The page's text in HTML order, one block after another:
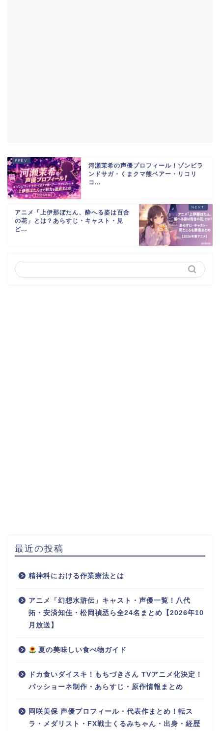
河瀬茉希の声優プロフィール！ゾンビラ
ンドサガ・くまクマ熊ベアー・リコリ
コ...
アニメ「上伊那ぼたん、酔へる姿は百合
の花」とは？あらすじ・キャスト・見
ど...
最近の投稿
精神科における作業療法とは
アニメ「幻想水滸伝」キャスト・声優一覧！八代
拓・安済知佳・松岡禎丞ら全24名まとめ【2026年10
月放送】
夏の美味しい食べ物ガイド
ドカ食いダイスキ！もちづきさん TVアニメ化決定！
パッショーネ制作・あらすじ・原作情報まとめ
岡咲美保 声優プロフィール・代表作まとめ！転ス
ラ・メダリスト・FX戦士くるみちゃん・出身・経歴